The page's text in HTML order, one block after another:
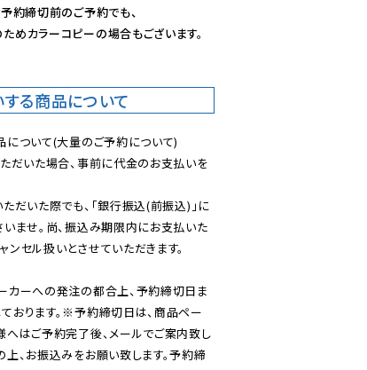
約締切前のご予約でも、
めカラーコピーの場合もございます。
る商品について
ついて(大量のご予約について)
だいた場合、事前に代金のお支払いを
だいた際でも、「銀行振込(前振込)」に
ませ。尚、振込み期限内にお支払いた
セル扱いとさせていただきます。
ーへの発注の都合上、予約締切日ま
おります。※予約締切日は、商品ペー
へはご予約完了後、メールでご案内致し
、お振込みをお願い致します。予約締